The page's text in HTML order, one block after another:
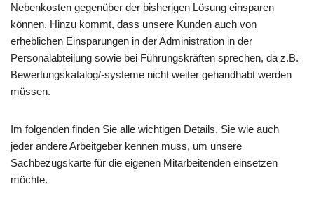
Nebenkosten gegenüber der bisherigen Lösung einsparen
können. Hinzu kommt, dass unsere Kunden auch von
erheblichen Einsparungen in der Administration in der
Personalabteilung sowie bei Führungskräften sprechen, da z.B.
Bewertungskatalog/-systeme nicht weiter gehandhabt werden
müssen.
Im folgenden finden Sie alle wichtigen Details, Sie wie auch
jeder andere Arbeitgeber kennen muss, um unsere
Sachbezugskarte für die eigenen Mitarbeitenden einsetzen
möchte.